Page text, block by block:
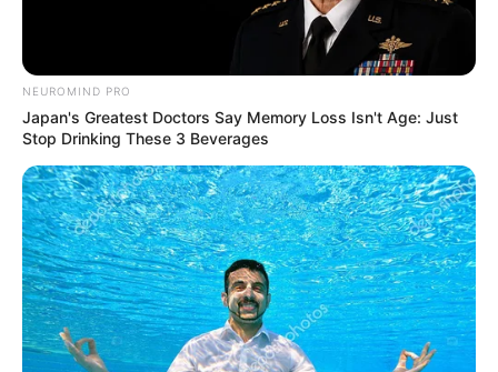
Επιμέλεια
Μαρίνα Βερούση
Δημοσίευση
05/06/2026, 20:08 · 8:08 ΜΜ
Τελευταία ενημέρωση
26/06/2026, 07:51 · 7:51 ΠΜ
Διεθνή
Κοινοποίησε άρθρο
NEUROMIND PRO
Japan's Greatest Doctors Say Memory Loss Isn't Age: Just
Stop Drinking These 3 Beverages